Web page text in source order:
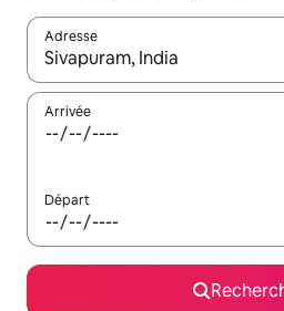
Adresse
Lorsque les résultats s'affichent,
Arrivée
Départ